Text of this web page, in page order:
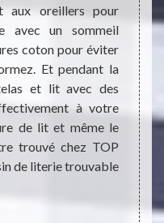
aux oreillers pour
avec un sommeil
coton pour éviter
Et pendant la
et lit avec des
à votre
de lit et même le
trouvé chez TOP
de literie trouvable
joue
des